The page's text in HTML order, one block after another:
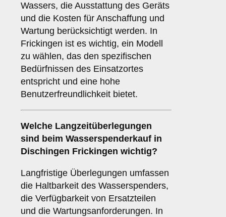
Wassers, die Ausstattung des Geräts
und die Kosten für Anschaffung und
Wartung berücksichtigt werden. In
Frickingen ist es wichtig, ein Modell
zu wählen, das den spezifischen
Bedürfnissen des Einsatzortes
entspricht und eine hohe
Benutzerfreundlichkeit bietet.
Welche Langzeitüberlegungen
sind beim Wasserspenderkauf in
Dischingen Frickingen wichtig?
Langfristige Überlegungen umfassen
die Haltbarkeit des Wasserspenders,
die Verfügbarkeit von Ersatzteilen
und die Wartungsanforderungen. In